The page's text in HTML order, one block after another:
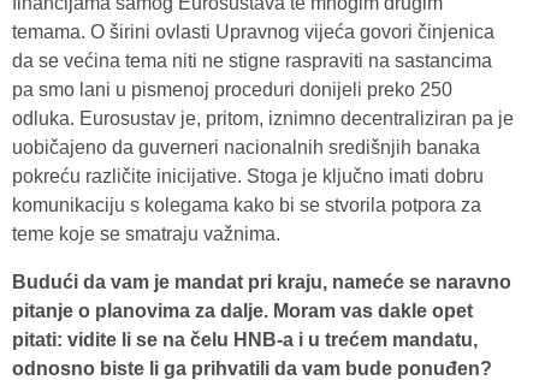
temama. O širini ovlasti Upravnog vijeća govori činjenica
da se većina tema niti ne stigne raspraviti na sastancima
pa smo lani u pismenoj proceduri donijeli preko 250
odluka. Eurosustav je, pritom, iznimno decentraliziran pa je
uobičajeno da guverneri nacionalnih središnjih banaka
pokreću različite inicijative. Stoga je ključno imati dobru
komunikaciju s kolegama kako bi se stvorila potpora za
teme koje se smatraju važnima.
Budući da vam je mandat pri kraju, nameće se naravno
pitanje o planovima za dalje. Moram vas dakle opet
pitati: vidite li se na čelu HNB-a i u trećem mandatu,
odnosno biste li ga prihvatili da vam bude ponuđen?